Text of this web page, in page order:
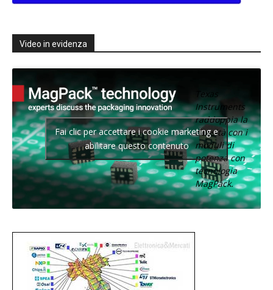
Video in evidenza
Texas
Instruments
raddoppia la
densità con i
moduli di
potenza con
tecnologia
MagPack.
Fai clic per accettare i cookie marketing e
abilitare questo contenuto